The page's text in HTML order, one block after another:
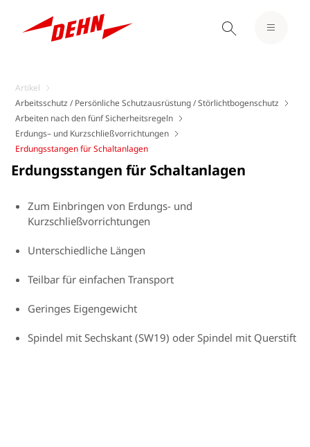
Artikel
Arbeitsschutz / Persönliche Schutzausrüstung / Störlichtbogenschutz
Arbeiten nach den fünf Sicherheitsregeln
Erdungs– und Kurzschließvorrichtungen
Erdungsstangen für Schaltanlagen
Erdungsstangen für Schaltanlagen
Zum Einbringen von Erdungs- und
Kurzschließvorrichtungen
Unterschiedliche Längen
Teilbar für einfachen Transport
Geringes Eigengewicht
Spindel mit Sechskant (SW19) oder Spindel mit Querstift